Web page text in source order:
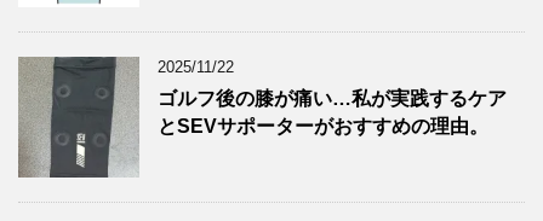
2025/11/22
ゴルフ後の膝が痛い…私が実践するケア
とSEVサポーターがおすすめの理由。